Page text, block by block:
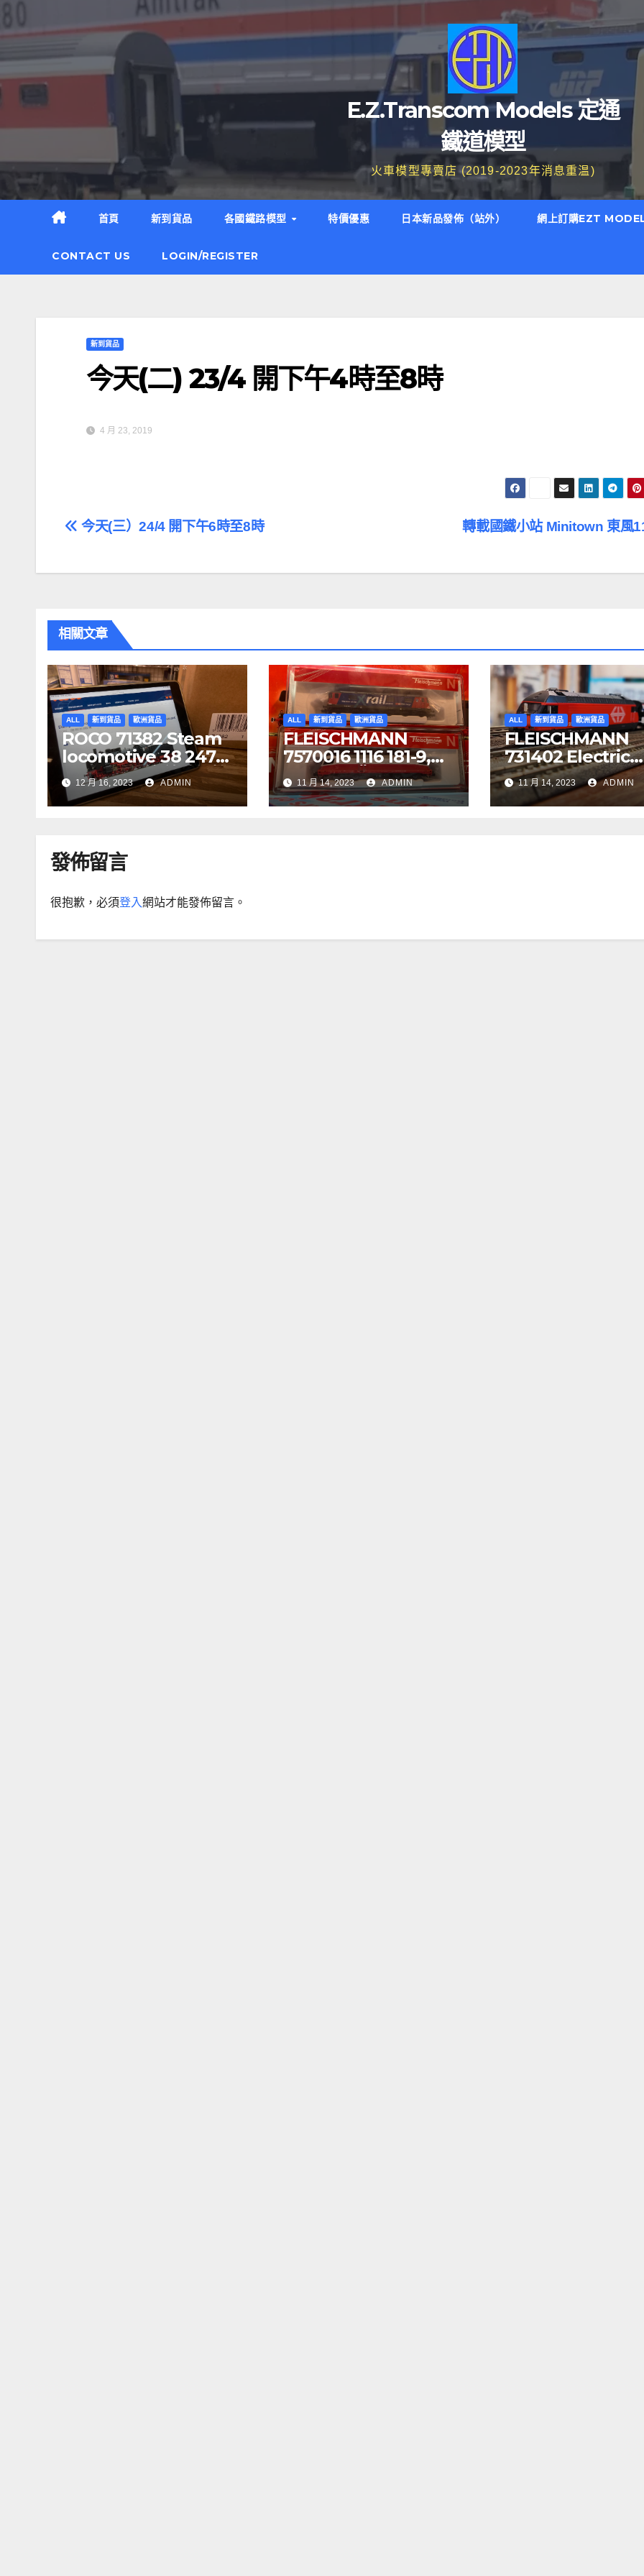
to
E.Z.Transcom Models 定通
鐵道模型
火車模型專賣店 (2019-2023年消息重温)
首頁 新到貨品 各國鐵路模型 特價優惠 日本新品發佈（站外） 網上訂購EZT
CONTACT US LOGIN/REGISTER
新到貨品
今天(二) 23/4 開下午4時至8時
4 月 23, 2019
文
覽
轉載國鐵小站 Minitown 東風
今天(三）24/4 開下午6時至8時
相關文章
ALL 新到貨品 歐洲貨品
ROCO 71382 Steam
locomotive 38 2471-
1, DR DCC 音效噴煙機
車12 月 16, 2023 ADMIN
ALL 新到貨品 歐洲貨品
FLEISCHMANN
7570016 1116 181-9,
CITYJET ÖBB
734197 Re 620 088-
5, SBB Cargo
11 月 14, 2023 ADMIN
ALL 新到貨品 歐洲貨品
FLEISCHMANN
731402 Electric
locomotive Re
SBB
11 月 14, 2023 ADMIN
發佈留言
很抱歉，必須登入網站才能發佈留言。